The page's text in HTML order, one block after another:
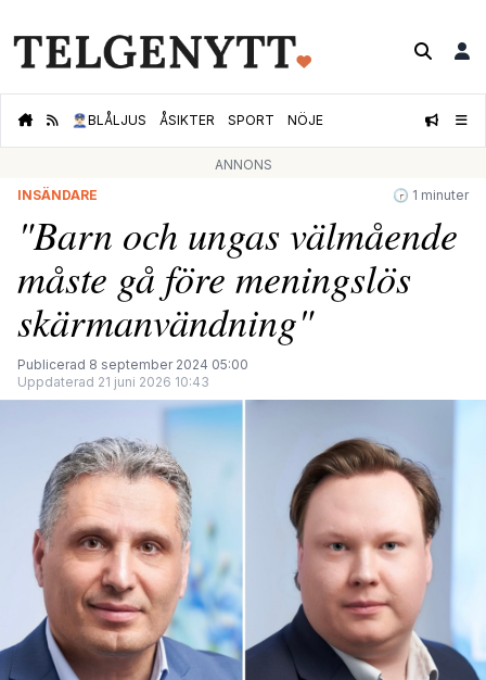
👮🏻‍♂️BLÅLJUS ÅSIKTER SPORT NÖJE
ANNONS
INSÄNDARE
🕝 1 minuter
"Barn och ungas välmående
måste gå före meningslös
skärmanvändning"
Publicerad 8 september 2024 05:00
Uppdaterad 21 juni 2026 10:43